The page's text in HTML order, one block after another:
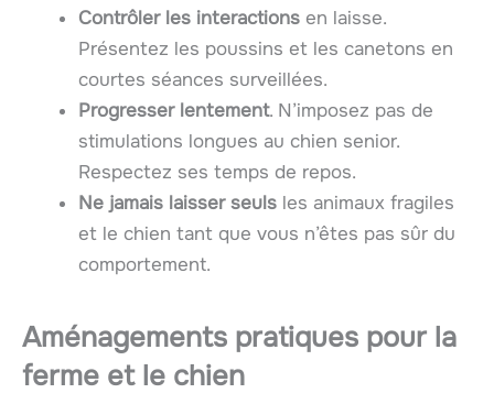
Contrôler les interactions en laisse.
Présentez les poussins et les canetons en
courtes séances surveillées.
Progresser lentement. N’imposez pas de
stimulations longues au chien senior.
Respectez ses temps de repos.
Ne jamais laisser seuls les animaux fragiles
et le chien tant que vous n’êtes pas sûr du
comportement.
Aménagements pratiques pour la
ferme et le chien